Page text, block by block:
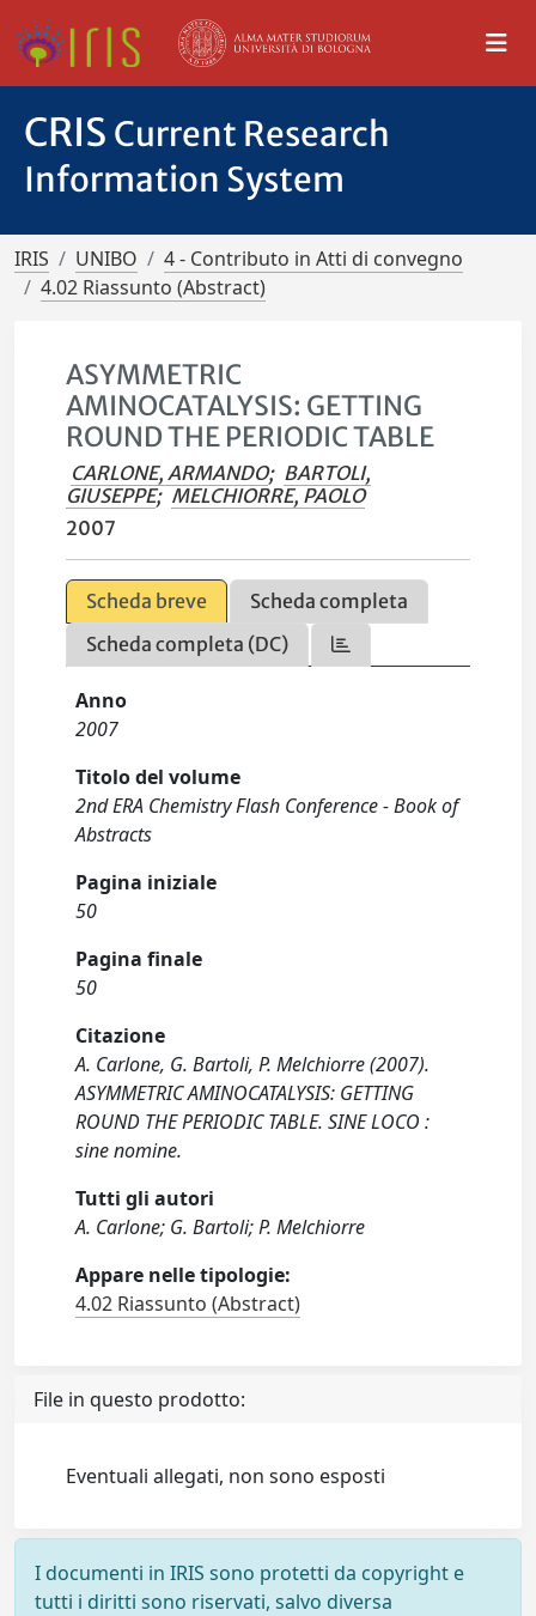
CRIS Current Research
Information System
IRIS UNIBO
4 - Contributo in Atti di convegno
4.02 Riassunto (Abstract)
ASYMMETRIC
AMINOCATALYSIS: GETTING
ROUND THE PERIODIC TABLE
CARLONE, ARMANDO; BARTOLI,
GIUSEPPE; MELCHIORRE, PAOLO
2007
Scheda breve
Scheda completa
Scheda completa (DC)
Anno
2007
Titolo del volume
2nd ERA Chemistry Flash Conference - Book of
Abstracts
Pagina iniziale
50
Pagina finale
50
Citazione
A. Carlone, G. Bartoli, P. Melchiorre (2007).
ASYMMETRIC AMINOCATALYSIS: GETTING
ROUND THE PERIODIC TABLE. SINE LOCO :
sine nomine.
Tutti gli autori
A. Carlone; G. Bartoli; P. Melchiorre
Appare nelle tipologie:
4.02 Riassunto (Abstract)
File in questo prodotto:
Eventuali allegati, non sono esposti
I documenti in IRIS sono protetti da copyright e
tutti i diritti sono riservati, salvo diversa